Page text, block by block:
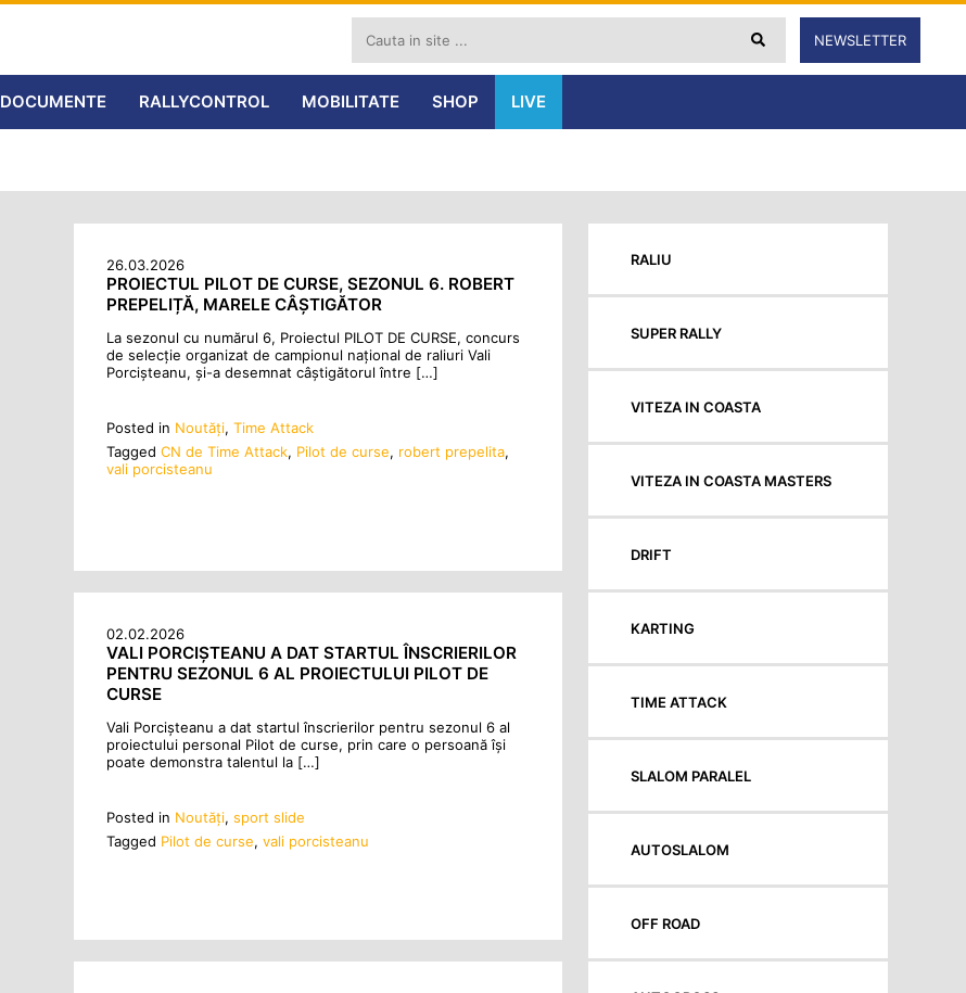
NEWSLETTER
DOCUMENTE RALLYCONTROL MOBILITATE SHOP LIVE
26.03.2026
PROIECTUL PILOT DE CURSE, SEZONUL 6. ROBERT
PREPELIȚĂ, MARELE CÂȘTIGĂTOR
La sezonul cu numărul 6, Proiectul PILOT DE CURSE, concurs
de selecție organizat de campionul național de raliuri Vali
Porcișteanu, și-a desemnat câștigătorul între […]
Posted in Noutăţi, Time Attack
Tagged CN de Time Attack, Pilot de curse, robert prepelita,
vali porcisteanu
02.02.2026
VALI PORCIȘTEANU A DAT STARTUL ÎNSCRIERILOR
PENTRU SEZONUL 6 AL PROIECTULUI PILOT DE
CURSE
Vali Porcișteanu a dat startul înscrierilor pentru sezonul 6 al
proiectului personal Pilot de curse, prin care o persoană își
poate demonstra talentul la […]
Posted in Noutăţi, sport slide
Tagged Pilot de curse, vali porcisteanu
RALIU
SUPER RALLY
VITEZA IN COASTA
VITEZA IN COASTA MASTERS
DRIFT
KARTING
TIME ATTACK
SLALOM PARALEL
AUTOSLALOM
OFF ROAD